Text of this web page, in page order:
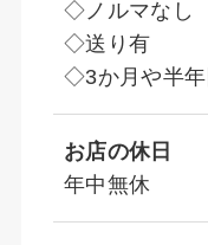
◇ノルマなし
◇送り有
◇3か月や半年
お店の休日
年中無休